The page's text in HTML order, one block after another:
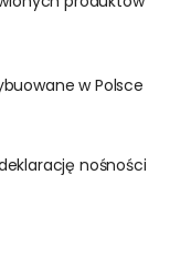
w Polsce
nośności